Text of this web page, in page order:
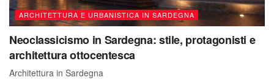
ARCHITETTURA E URBANISTICA IN SARDEGNA
Neoclassicismo in Sardegna: stile, protagonisti e
architettura ottocentesca
Architettura in Sardegna